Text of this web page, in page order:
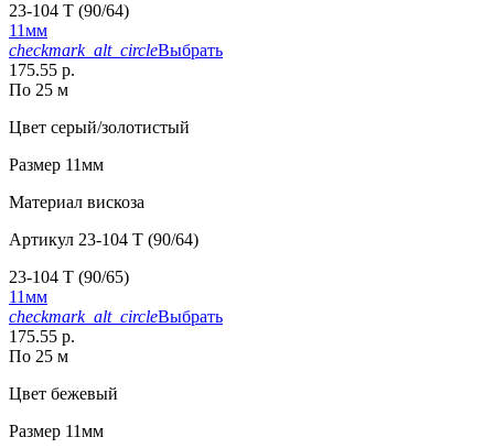
23-104 T (90/64)
11мм
checkmark_alt_circleВыбрать
175.55 р.
По 25 м
Цвет серый/золотистый
Размер 11мм
Материал вискоза
Артикул 23-104 T (90/64)
23-104 T (90/65)
11мм
checkmark_alt_circleВыбрать
175.55 р.
По 25 м
Цвет бежевый
Размер 11мм